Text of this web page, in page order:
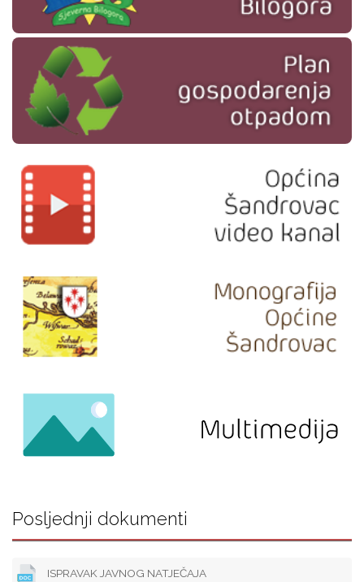
Posljednji dokumenti
ISPRAVAK JAVNOG NATJEČAJA